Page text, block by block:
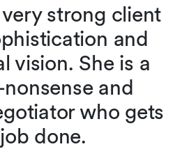
strong client
and
vision. She is a
and
who gets
done.